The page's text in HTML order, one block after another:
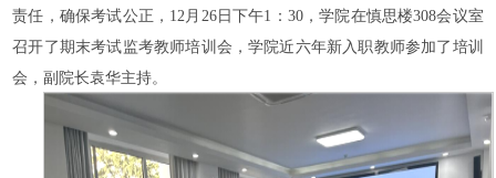
责任，确保考试公正 ， 12月 26日下午1 ： 30，学院在慎思楼308会议室
召开了期末考试监考教师培训会，学院近六年新入职教师参加了培训
会， 副院长袁华主持。